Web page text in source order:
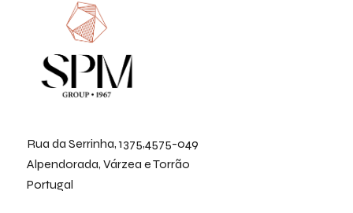
Rua da Serrinha, 1375,4575-049
Alpendorada, Várzea e Torrão
Portugal